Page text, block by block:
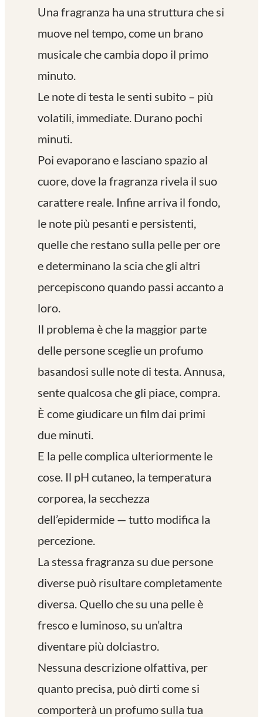
Una fragranza ha una struttura che si
muove nel tempo, come un brano
musicale che cambia dopo il primo
minuto.
Le note di testa le senti subito – più
volatili, immediate. Durano pochi
minuti.
Poi evaporano e lasciano spazio al
cuore, dove la fragranza rivela il suo
carattere reale. Infine arriva il fondo,
le note più pesanti e persistenti,
quelle che restano sulla pelle per ore
e determinano la scia che gli altri
percepiscono quando passi accanto a
loro.
Il problema è che la maggior parte
delle persone sceglie un profumo
basandosi sulle note di testa. Annusa,
sente qualcosa che gli piace, compra.
È come giudicare un film dai primi
due minuti.
E la pelle complica ulteriormente le
cose. Il pH cutaneo, la temperatura
corporea, la secchezza
dell’epidermide — tutto modifica la
percezione.
La stessa fragranza su due persone
diverse può risultare completamente
diversa. Quello che su una pelle è
fresco e luminoso, su un’altra
diventare più dolciastro.
Nessuna descrizione olfattiva, per
quanto precisa, può dirti come si
comporterà un profumo sulla tua